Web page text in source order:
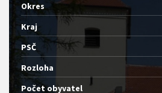
Okres
Kraj
PSČ
Rozloha
Počet obyvatel